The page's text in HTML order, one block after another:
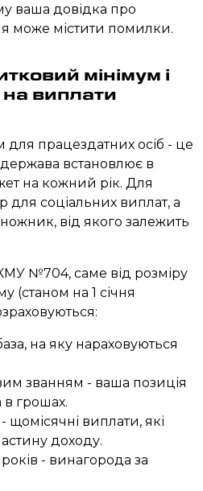
ваша довідка про
може містити помилки.
мінімум і
на виплати
працездатних осіб - це
встановлює в
на кожний рік. Для
для соціальних виплат, а
від якого залежить
№704, саме від розміру
(станом на 1 січня
на яку нараховуються
званням - ваша позиція
в грошах.
щомісячні виплати, які
доходу.
- винагорода за